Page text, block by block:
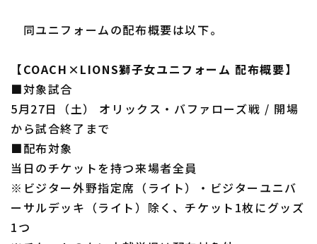
同ユニフォームの配布概要は以下。
【COACH×LIONS獅子女ユニフォーム 配布概要】
■対象試合
5月27日（土） オリックス・バファローズ戦 / 開場
から試合終了まで
■配布対象
当日のチケットを持つ来場者全員
※ビジター外野指定席（ライト）・ビジターユニバ
ーサルデッキ（ライト）除く、チケット1枚にグッズ
1つ